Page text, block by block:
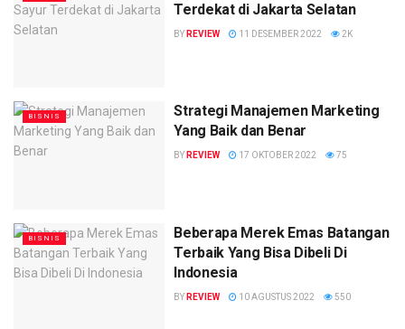
Terdekat di Jakarta Selatan
BY REVIEW 11 DESEMBER 2022 2K
BISNIS
Strategi Manajemen Marketing
Yang Baik dan Benar
BY REVIEW 17 OKTOBER 2022 75
BISNIS
Beberapa Merek Emas Batangan
Terbaik Yang Bisa Dibeli Di
Indonesia
BY REVIEW 10 AGUSTUS 2022 550